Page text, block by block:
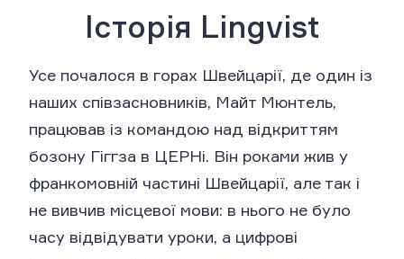
Історія Lingvist
Усе почалося в горах Швейцарії, де один із
наших співзасновників, Майт Мюнтель,
працював із командою над відкриттям
бозону Гіггза в ЦЕРНі. Він роками жив у
франкомовній частині Швейцарії, але так і
не вивчив місцевої мови: в нього не було
часу відвідувати уроки, а цифрові